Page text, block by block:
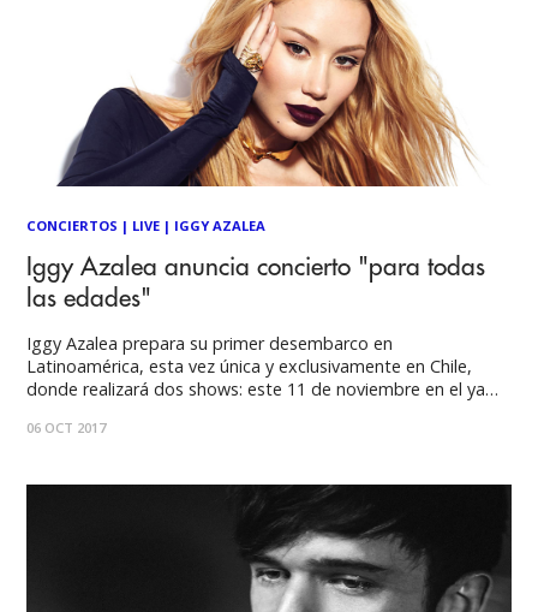
CONCIERTOS | LIVE | IGGY AZALEA
Iggy Azalea anuncia concierto "para todas
las edades"
Iggy Azalea prepara su primer desembarco en
Latinoamérica, esta vez única y exclusivamente en Chile,
donde realizará dos shows: este 11 de noviembre en el ya
principales, y -a pedido de su fanaticada local, también en
06 OCT 2017